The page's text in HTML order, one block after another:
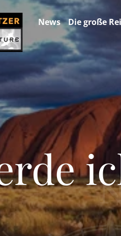
News Die große